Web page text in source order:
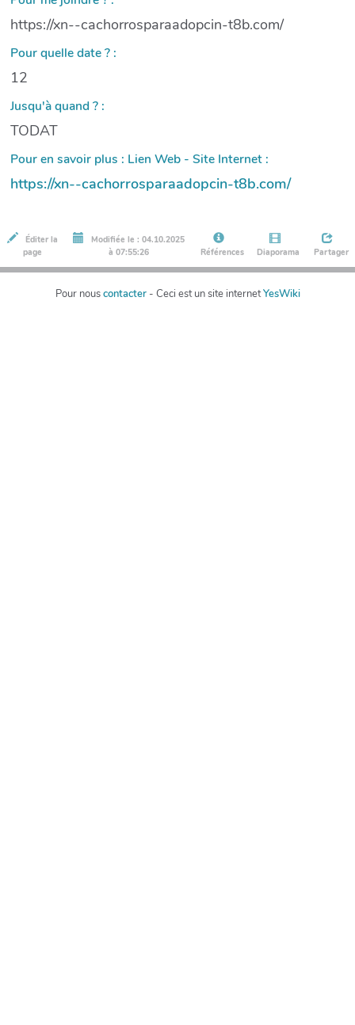
https://xn--cachorrosparaadopcin-t8b.com/
Pour quelle date ? :
12
Jusqu'à quand ? :
TODAT
Pour en savoir plus : Lien Web - Site Internet :
https://xn--cachorrosparaadopcin-t8b.com/
Éditer la
page
Modifiée le : 04.10.2025
à 07:55:26
Références Diaporama Partager
Pour nouscontacter- Ceci est un site internetYesWiki